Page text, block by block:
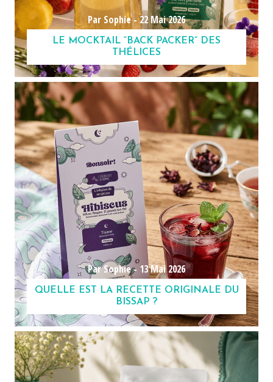
Par Sophie -22 Mai 2026
LE MOCKTAIL “BACK PACKER” DES
THÉLICES
Par Sophie -13 Mai 2026
QUELLE EST LA RECETTE ORIGINALE DU
BISSAP ?